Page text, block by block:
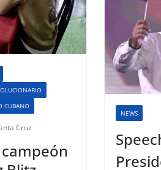
CUBANO
Cruz
NEWS